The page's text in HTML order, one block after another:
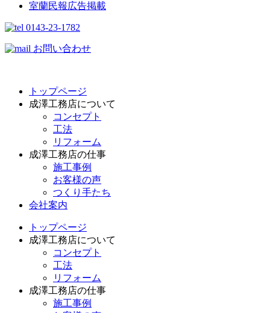
室蘭民報広告掲載
0143-23-1782
お問い合わせ
トップページ
成澤工務店について
コンセプト
工法
リフォーム
成澤工務店の仕事
施工事例
お客様の声
つくり手たち
会社案内
トップページ
成澤工務店について
コンセプト
工法
リフォーム
成澤工務店の仕事
施工事例